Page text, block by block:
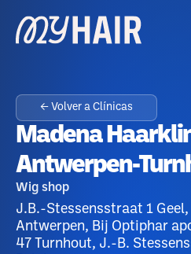
← Volver a Clínicas
Madena
Antwerpen-
Wig shop
J.B.-Stessensstraat 1
Antwerpen, Bij Optiphar
47 Turnhout, J.-B.